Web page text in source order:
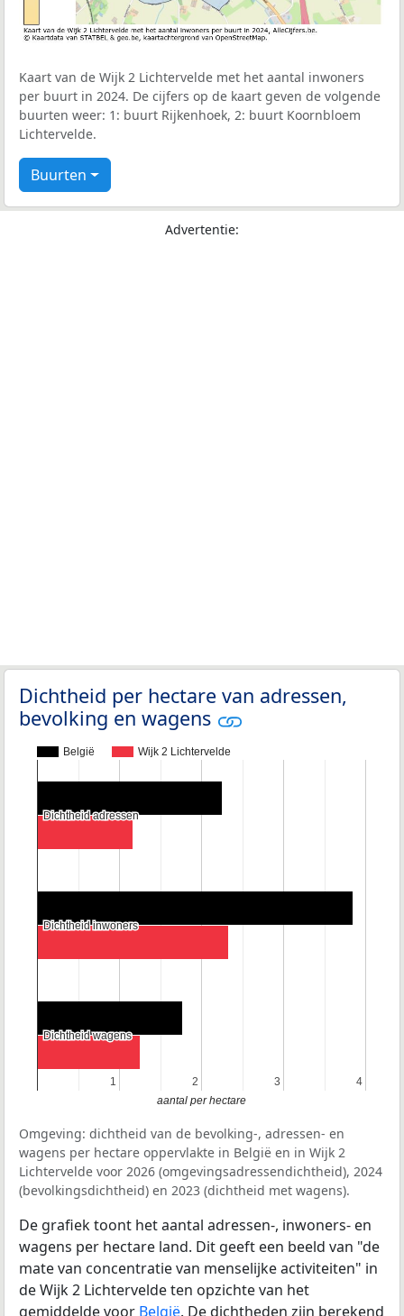
Kaart van de Wijk 2 Lichtervelde met het aantal inwoners
per buurt in 2024. De cijfers op de kaart geven de volgende
buurten weer: 1: buurt Rijkenhoek, 2: buurt Koornbloem
Lichtervelde.
Buurten
Advertentie:
Dichtheid per hectare van adressen,
bevolking en wagens
België Wijk 2 Lichtervelde
1
1 2
2 3
3 4
4
Dichtheid adressen
Dichtheid adressen
Dichtheid inwoners
Dichtheid inwoners
Dichtheid wagens
Dichtheid wagens
aantal per hectare
Omgeving: dichtheid van de bevolking-, adressen- en
wagens per hectare oppervlakte in België en in Wijk 2
Lichtervelde voor 2026 (omgevingsadressendichtheid), 2024
(bevolkingsdichtheid) en 2023 (dichtheid met wagens).
De grafiek toont het aantal adressen-, inwoners- en
wagens per hectare land. Dit geeft een beeld van "de
mate van concentratie van menselijke activiteiten" in
de Wijk 2 Lichtervelde ten opzichte van het
gemiddelde voor België. De dichtheden zijn berekend